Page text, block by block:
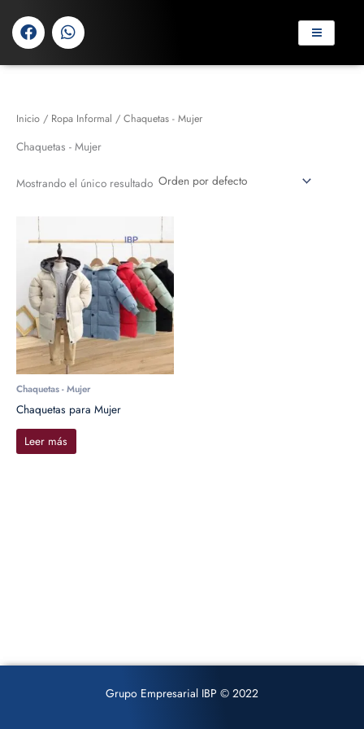
contenido
F
a
c
e
o
W
h
a
t
p
p
Inicio / Ropa Informal / Chaquetas - Mujer
Chaquetas - Mujer
Mostrando el único resultado
Chaquetas - Mujer
Chaquetas para Mujer
Leer más
Grupo Empresarial IBP © 2022